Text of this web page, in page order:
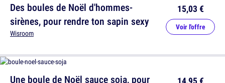
Des boules de Noël d'hommes-
sirènes, pour rendre ton sapin sexy
Wisroom
15,03 €
Voir l'offre
Une boule de Noël sauce soja, pour
14,95 €